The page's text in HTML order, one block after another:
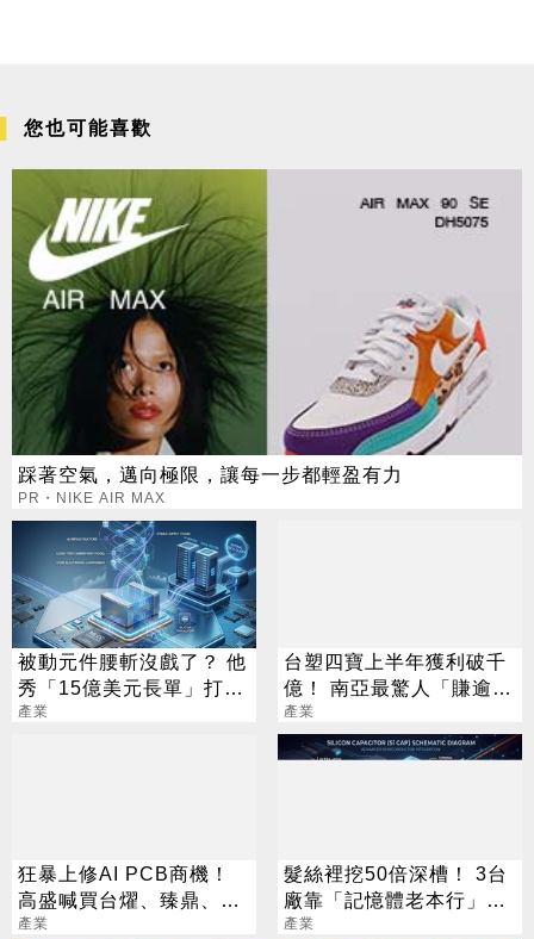
您也可能喜歡
踩著空氣，邁向極限，讓每一步都輕盈有力
PR・NIKE AIR MAX
被動元件腰斬沒戲了？ 他
秀「15億美元長單」打臉
熊市
產業
台塑四寶上半年獲利破千
億！ 南亞最驚人「賺逾半
個股本」
產業
狂暴上修AI PCB商機！
高盛喊買台燿、臻鼎、台
產業
髮絲裡挖50倍深槽！ 3台
廠靠「記憶體老本行」爆
改先進封裝
產業